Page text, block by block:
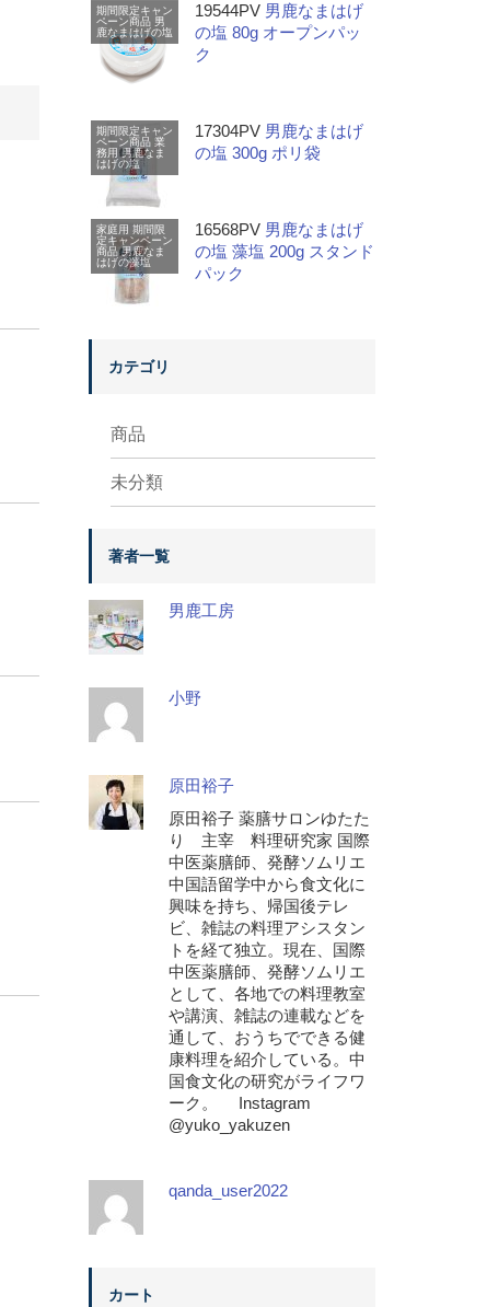
期間限定キャン
ペーン商品 男
鹿なまはげの塩
19544PV 男鹿なまはげ
の塩 80g オープンパッ
ク
期間限定キャン
ペーン商品 業
務用 男鹿なま
はげの塩
17304PV 男鹿なまはげ
の塩 300g ポリ袋
家庭用 期間限
定キャンペーン
商品 男鹿なま
はげの藻塩
16568PV 男鹿なまはげ
の塩 藻塩 200g スタンド
パック
カテゴリ
商品
未分類
著者一覧
男鹿工房
小野
原田裕子
原田裕子 薬膳サロンゆたた
り 主宰 料理研究家 国際
中医薬膳師、発酵ソムリエ
中国語留学中から食文化に
興味を持ち、帰国後テレ
ビ、雑誌の料理アシスタン
トを経て独立。現在、国際
中医薬膳師、発酵ソムリエ
として、各地での料理教室
や講演、雑誌の連載などを
通して、おうちでできる健
康料理を紹介している。中
国食文化の研究がライフワ
ーク。 Instagram
@yuko_yakuzen
qanda_user2022
カート